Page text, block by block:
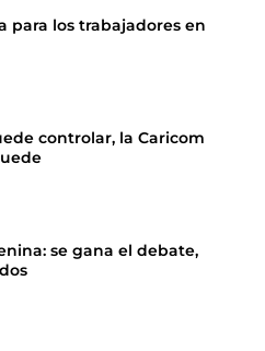
para los trabajadores en
controlar, la Caricom
se gana el debate,